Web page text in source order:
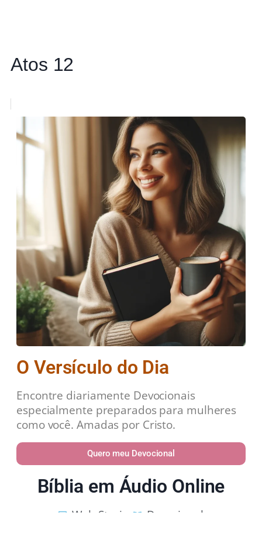
Atos 12
O Versículo do Dia
Encontre diariamente Devocionais
especialmente preparados para mulheres
como você. Amadas por Cristo.
Quero meu Devocional
Bíblia em Áudio Online
Web Stories
Devocional